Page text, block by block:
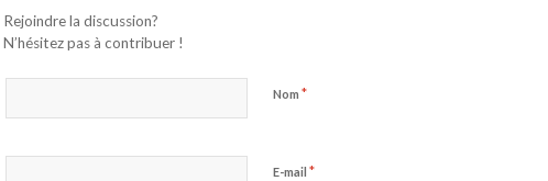
Rejoindre la discussion?
N’hésitez pas à contribuer !
Nom *
E-mail *